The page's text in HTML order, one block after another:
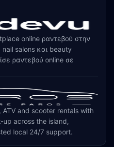
online ραντεβού στην
salons και beauty
ραντεβού online σε
ATV and scooter rentals with
across the island,
local 24/7 support.